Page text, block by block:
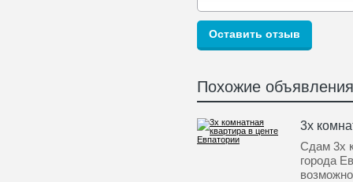
Похожие объявления
3х
Сдам 3х
города